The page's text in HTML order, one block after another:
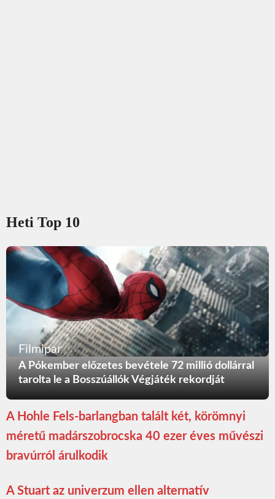
Heti Top 10
Filmipar
A Pókember előzetes bevétele 72 millió dollárral
tarolta le a Bosszúállók Végjáték rekordját
A Hohle Fels-barlangban talált két, körömnyi
méretű madárszobrocska 40 ezer éves művészi
bravúrról árulkodik
A Stuart az univerzum ellen alternatív